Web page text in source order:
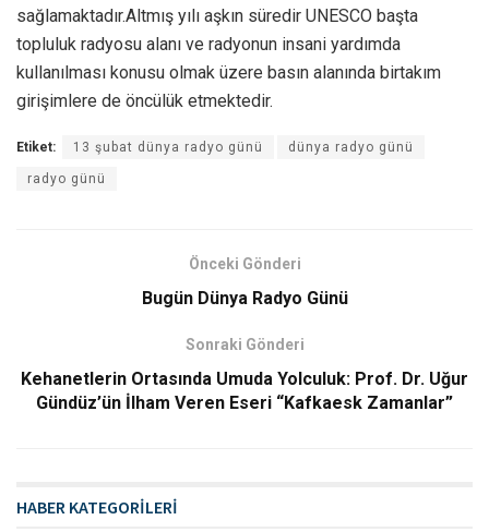
sağlamaktadır.Altmış yılı aşkın süredir UNESCO başta
topluluk radyosu alanı ve radyonun insani yardımda
kullanılması konusu olmak üzere basın alanında birtakım
girişimlere de öncülük etmektedir.
Etiket: 13 şubat dünya radyo günü dünya radyo günü
radyo günü
Önceki Gönderi
Bugün Dünya Radyo Günü
Sonraki Gönderi
Kehanetlerin Ortasında Umuda Yolculuk: Prof. Dr. Uğur
Gündüz’ün İlham Veren Eseri “Kafkaesk Zamanlar”
HABER KATEGORİLERİ